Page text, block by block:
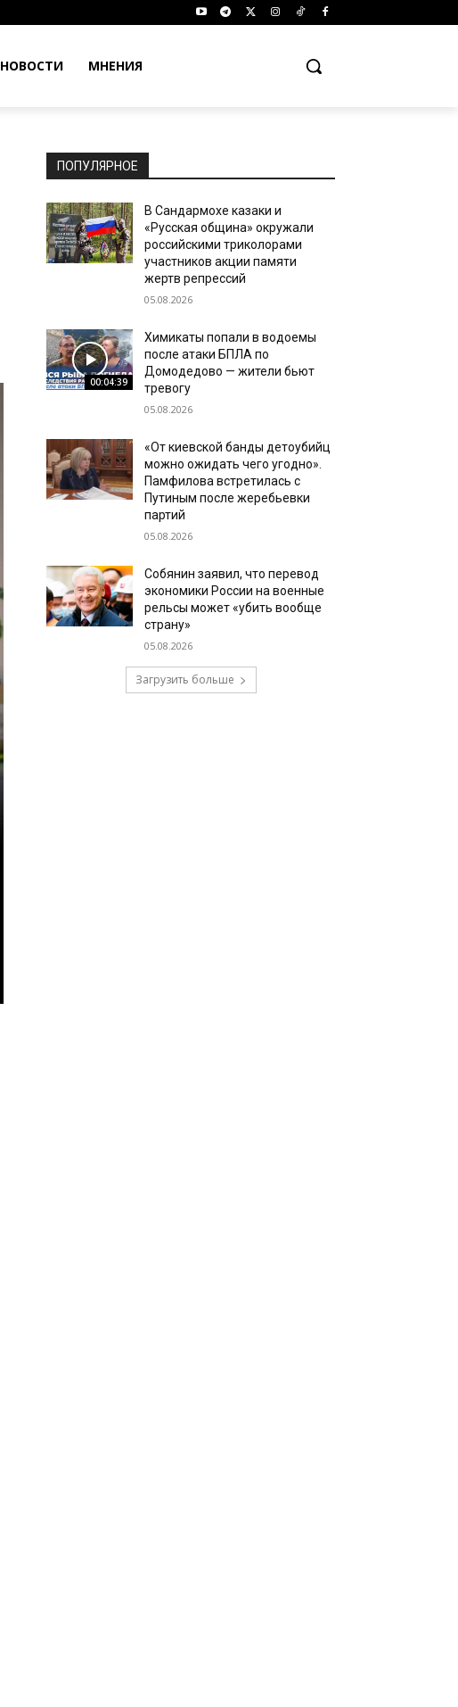
НОВОСТИ МНЕНИЯ
ПОПУЛЯРНОЕ
В Сандармохе казаки и
«Русская община» окружали
российскими триколорами
участников акции памяти
жертв репрессий
05.08.2026
00:04:39
Химикаты попали в водоемы
после атаки БПЛА по
Домодедово — жители бьют
тревогу
05.08.2026
«От киевской банды детоубийц
можно ожидать чего угодно».
Памфилова встретилась с
Путиным после жеребьевки
партий
05.08.2026
Собянин заявил, что перевод
экономики России на военные
рельсы может «убить вообще
страну»
05.08.2026
Загрузить больше